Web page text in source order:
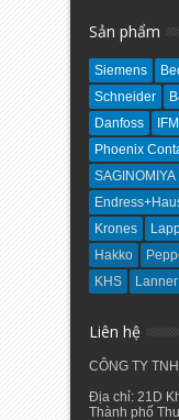
Sản phẩm
Siemens
Schneider
Danfoss
IFM
Phoenix
SAGINOMIYA
Krones
Hakko
KHS
Lanner
Liên hệ
CÔNG TY
Địa chỉ: 21D
Thành phố